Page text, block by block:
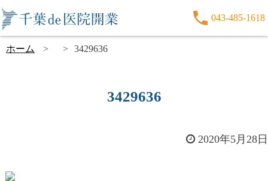
043-485-1618
ホーム 3429636
3429636
2020年5月28日